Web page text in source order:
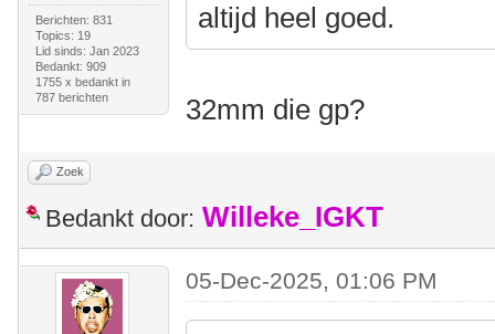
Berichten: 831
Topics: 19
Lid sinds: Jan 2023
Bedankt: 909
1755 x bedankt in
787 berichten
altijd heel goed.
32mm die gp?
Zoek
Bedankt door: Willeke_IGKT
05-Dec-2025, 01:06 PM